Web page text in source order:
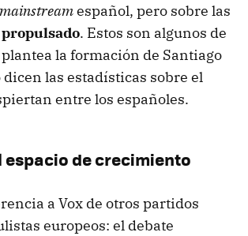
mainstreamespañol, pero sobre las
propulsado. Estos son algunos de
la formación de Santiago
dicen las estadísticas sobre el
entre los españoles.
espacio de crecimiento
a Vox de otros partidos
europeos: el debate